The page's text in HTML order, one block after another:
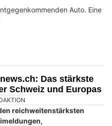
Auto. Eine
Das stärkste
Schweiz und Europas
reichweitenstärksten